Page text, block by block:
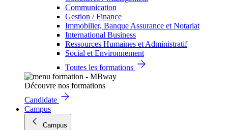
Communication
Gestion / Finance
Immobilier, Banque Assurance et Notariat
International Business
Ressources Humaines et Administratif
Social et Environnement
Toutes les formations
Découvre nos formations
Candidate
Campus
Campus